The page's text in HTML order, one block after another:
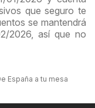
que seguro te
se mantendrá
2026, así que no
España a tu mesa